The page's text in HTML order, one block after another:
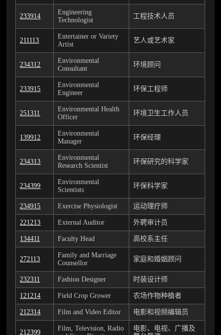
233914
Engineering
Technologist
工程技术人员
211113
Entertainer or Variety
Artist
艺人或艺术家
234312
Environmental
Consultant
环境顾问
233915
Environmental
Engineer
环保工程师
251311
Environmental Health
Officer
环境卫生工作人员
139912
Environmental
Manager
环保经理
234313
Environmental
Research Scientist
环保研究的科学家
234399
Environmental
Scientists
环保科学家
234915 Exercise Physiologist 运动理疗师
221213 External Auditor 外聘审计员
134411 Faculty Head 高校系主任
272113
Family and Marriage
Counsellor
家庭和婚姻顾问
232311 Fashion Designer 时装设计师
121214 Field Crop Grower 农场作物种植者
212314 Film and Video Editor 电影和视频编辑员
212399
Film, Television, Radio
电影、电视、广播及